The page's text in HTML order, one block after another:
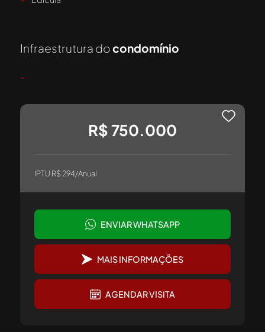
Infraestrutura docondomínio
-
R$ 750.000
IPTU R$ 294/Anual
ENVIAR WHATSAPP
MAIS INFORMAÇÕES
AGENDAR VISITA